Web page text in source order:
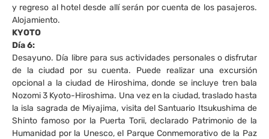
y regreso al hotel desde allí serán por cuenta de los pasajeros.
Alojamiento.
KYOTO
Día 6:
Desayuno. Día libre para sus actividades personales o disfrutar
de la ciudad por su cuenta. Puede realizar una excursión
opcional a la ciudad de Hiroshima, donde se incluye tren bala
Nozomi 3 Kyoto-Hiroshima. Una vez en la ciudad, traslado hasta
la isla sagrada de Miyajima, visita del Santuario Itsukushima de
Shinto famoso por la Puerta Torii, declarado Patrimonio de la
Humanidad por la Unesco, el Parque Conmemorativo de la Paz